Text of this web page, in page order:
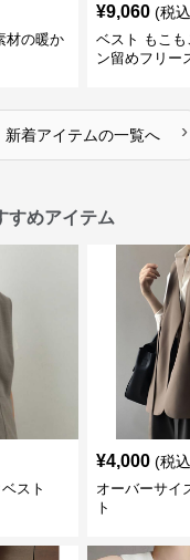
材の暖か
¥9,060 (税
ベスト もこも
ン留めフリー
新着アイテムの一覧へ ›
すめアイテム
スト
¥4,000 (税
オーバーサイ
ト